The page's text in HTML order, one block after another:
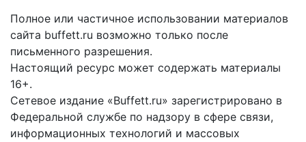
Полное или частичное использовании материалов
сайта buffett.ru возможно только после
письменного разрешения.
Настоящий ресурс может содержать материалы
16+.
Сетевое издание «Buffett.ru» зарегистрировано в
Федеральной службе по надзору в сфере связи,
информационных технологий и массовых